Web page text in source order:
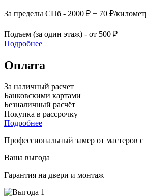
За пределы СПб - 2000 ₽ + 70 ₽/
Подъем (за один этаж) - от 500 ₽
Подробнее
Оплата
За наличный расчет
Банковскими картами
Безналичный расчёт
Покупка в рассрочку
Подробнее
Профессиональный замер от мастеров
Ваша выгода
Гарантия на двери и монтаж